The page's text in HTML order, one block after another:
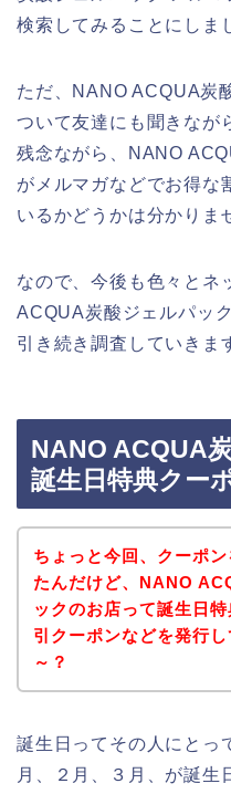
検索してみることにしま
ただ、NANO ACQUA炭
ついて友達にも聞きなが
残念ながら、NANO
がメルマガなどでお得な
いるかどうかは分かりま
なので、今後も色々とネ
ACQUA炭酸ジェルパッ
引き続き調査していきま
NANO ACQUA
誕生日特典クー
ちょっと今回、クーポ
たんだけど、NANO
ックのお店って誕生日
引クーポンなどを発行
～？
誕生日ってその人にとっ
月、２月、３月、が誕生